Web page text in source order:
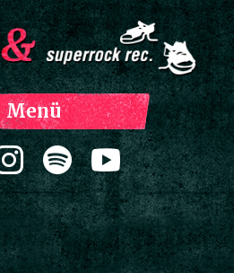
Menü
Zum Inhalt springen